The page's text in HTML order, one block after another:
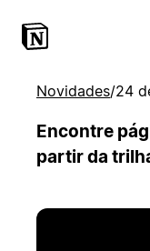
Novidades/24
Encontre
partir da